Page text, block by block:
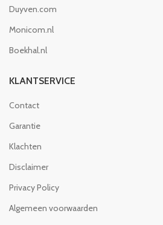
Duyven.com
Monicom.nl
Boekhal.nl
KLANTSERVICE
Contact
Garantie
Klachten
Disclaimer
Privacy Policy
Algemeen voorwaarden